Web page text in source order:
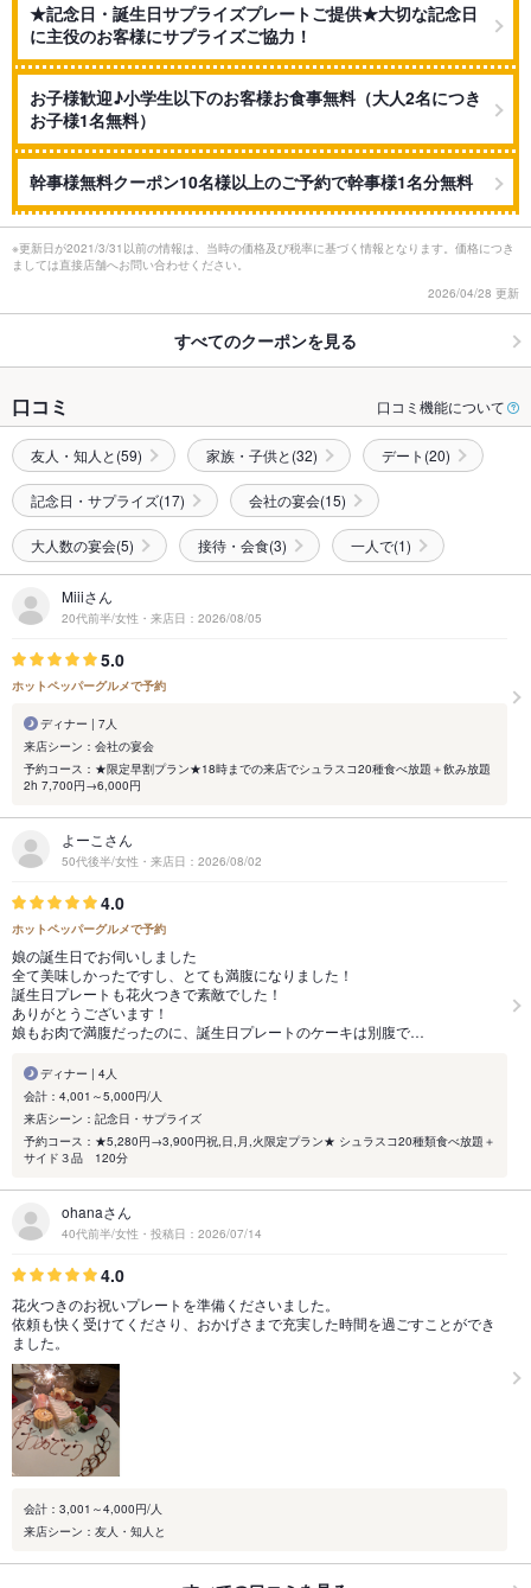
★記念日・誕生日サプライズプレートご提供★大切な記念日
に主役のお客様にサプライズご協力！
お子様歓迎♪小学生以下のお客様お食事無料（大人2名につき
お子様1名無料）
幹事様無料クーポン10名様以上のご予約で幹事様1名分無料
※更新日が2021/3/31以前の情報は、当時の価格及び税率に基づく情報となります。価格につき
ましては直接店舗へお問い合わせください。
2026/04/28 更新
すべてのクーポンを見る
口コミ 口コミ機能について
友人・知人と(59) 家族・子供と(32) デート(20)
記念日・サプライズ(17) 会社の宴会(15)
大人数の宴会(5) 接待・会食(3) 一人で(1)
Miiiさん
20代前半/女性・来店日：2026/08/05
5.0
ホットペッパーグルメで予約
ディナー | 7人
来店シーン：会社の宴会
予約コース：★限定早割プラン★18時までの来店でシュラスコ20種食べ放題＋飲み放題
2h 7,700円→6,000円
よーこさん
50代後半/女性・来店日：2026/08/02
4.0
ホットペッパーグルメで予約
娘の誕生日でお伺いしました
全て美味しかったですし、とても満腹になりました！
誕生日プレートも花火つきで素敵でした！
ありがとうございます！
娘もお肉で満腹だったのに、誕生日プレートのケーキは別腹で…
ディナー | 4人
会計：4,001～5,000円/人
来店シーン：記念日・サプライズ
予約コース：★5,280円→3,900円祝,日,月,火限定プラン★ シュラスコ20種類食べ放題＋
サイド３品 120分
ohanaさん
40代前半/女性・投稿日：2026/07/14
4.0
花火つきのお祝いプレートを準備くださいました。
依頼も快く受けてくださり、おかげさまで充実した時間を過ごすことができ
ました。
会計：3,001～4,000円/人
来店シーン：友人・知人と